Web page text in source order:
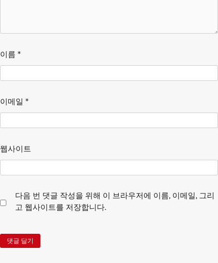
이름 *
이메일 *
웹사이트
다음 번 댓글 작성을 위해 이 브라우저에 이름, 이메일, 그리
고 웹사이트를 저장합니다.